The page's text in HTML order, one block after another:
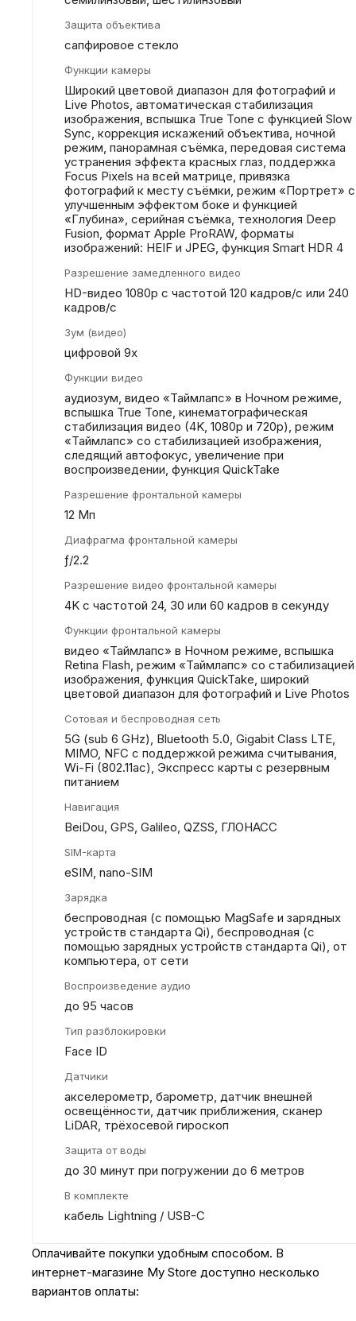
Защита объектива
сапфировое стекло
Функции камеры
Широкий цветовой диапазон для фотографий и
Live Photos, автоматическая стабилизация
изображения, вспышка True Tone с функцией Slow
Sync, коррекция искажений объектива, ночной
режим, панорамная съёмка, передовая система
устранения эффекта красных глаз, поддержка
Focus Pixels на всей матрице, привязка
фотографий к месту съёмки, режим «Портрет» с
улучшенным эффектом боке и функцией
«Глубина», серийная съëмка, технология Deep
Fusion, формат Apple ProRAW, форматы
изображений: HEIF и JPEG, функция Smart HDR 4
Разрешение замедленного видео
HD-видео 1080р c частотой 120 кадров/ с или 240
кадров/ с
Зум (видео)
цифровой 9х
Функции видео
аудиозум, видео «Таймлапс» в Ночном режиме,
вспышка True Tone, кинематографическая
стабилизация видео (4K, 1080p и 720p), режим
«Таймлапс» со стабилизацией изображения,
следящий автофокус, увеличение при
воспроизведении, функция QuickTake
Разрешение фронтальной камеры
12 Мп
Диафрагма фронтальной камеры
ƒ/2.2
Разрешение видео фронтальной камеры
4K с частотой 24, 30 или 60 кадров в секунду
Функции фронтальной камеры
видео «Таймлапс» в Ночном режиме, вспышка
Retina Flash, режим «Таймлапс» со стабилизацией
изображения, функция QuickTake, широкий
цветовой диапазон для фотографий и Live Photos
Сотовая и беспроводная сеть
5G (sub 6 GHz), Bluetooth 5.0, Gigabit Class LTE,
MIMO, NFC с поддержкой режима считывания,
Wi-Fi (802.11​ac), Экспресс карты с резервным
питанием
Навигация
BeiDou, GPS, Galileo, QZSS, ГЛОНАСС
SIM-карта
eSIM, nano-SIM
Зарядка
беспроводная (с помощью MagSafe и зарядных
устройств стандарта Qi), беспроводная (с
помощью зарядных устройств стандарта Qi), от
компьютера, от сети
Воспроизведение аудио
до 95 часов
Тип разблокировки
Face ID
Датчики
акселерометр, барометр, датчик внешней
освещённости, датчик приближения, сканер
LiDAR, трёхосевой гироскоп
Защита от воды
до 30 минут при погружении до 6 метров
В комплекте
кабель Lightning / USB-C
Оплачивайте покупки удобным способом. В
интернет-магазине My Store доступно несколько
вариантов оплаты: